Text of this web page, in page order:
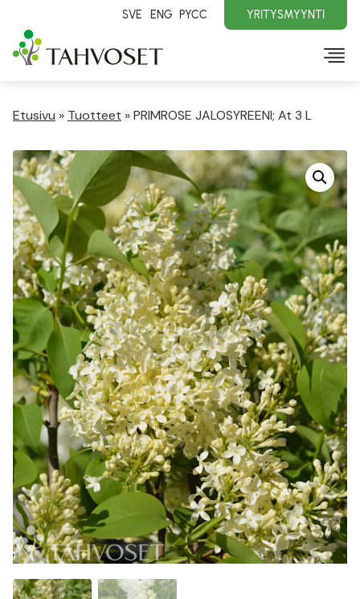
SVE ENG PYCC YRITYSMYYNTI
Etusivu » Tuotteet »PRIMROSE JALOSYREENI; At 3 L